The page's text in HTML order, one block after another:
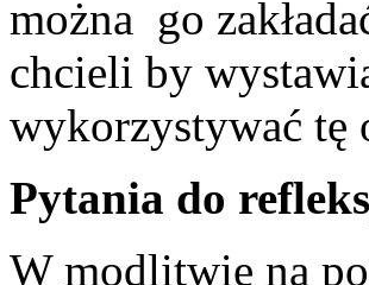
można go
chcieli by
wykorzystywać tę
Pytania do
W modlitwie na